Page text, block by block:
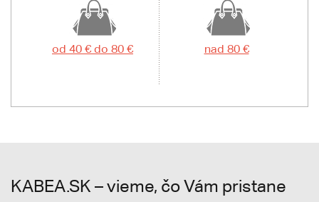
od 40 € do 80 € nad 80 €
KABEA.SK – vieme, čo Vám pristane